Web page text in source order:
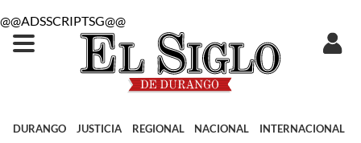
@@ADSSCRIPTSG@@
DURANGO JUSTICIA REGIONAL NACIONAL INTERNACIONAL